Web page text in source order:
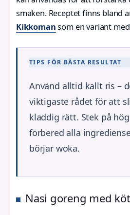
smaken. Receptet finns bland
Kikkomansom en variant
TIPS FÖR BÄSTA RESULTAT
Använd alltid kallt ris –
viktigaste rådet för att
kladdig rätt. Stek på
förbered alla
börjar woka.
Nasi goreng med